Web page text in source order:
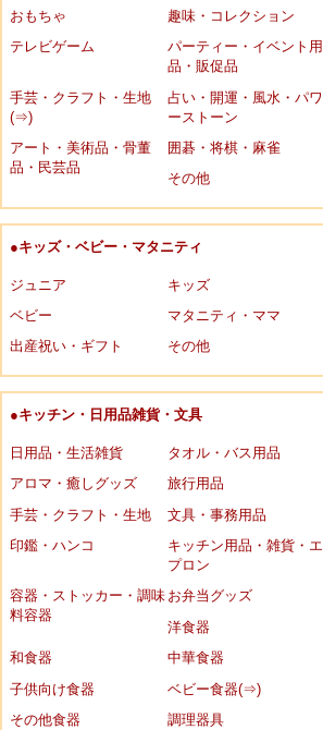
おもちゃ
趣味・コレクション
テレビゲーム
パーティー・イベント用
品・販促品
手芸・クラフト・生地
(⇒)
占い・開運・風水・パワ
ーストーン
アート・美術品・骨董
品・民芸品
囲碁・将棋・麻雀
その他
●キッズ・ベビー・マタニティ
ジュニア
キッズ
ベビー
マタニティ・ママ
出産祝い・ギフト
その他
●キッチン・日用品雑貨・文具
日用品・生活雑貨
タオル・バス用品
アロマ・癒しグッズ
旅行用品
手芸・クラフト・生地
文具・事務用品
印鑑・ハンコ
キッチン用品・雑貨・エ
プロン
容器・ストッカー・調味
料容器
お弁当グッズ
洋食器
和食器
中華食器
子供向け食器
ベビー食器(⇒)
その他食器
調理器具